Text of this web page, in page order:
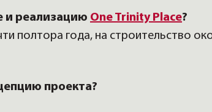
и реализацию One Trinity Place?
полтора года, на строительство
проекта?